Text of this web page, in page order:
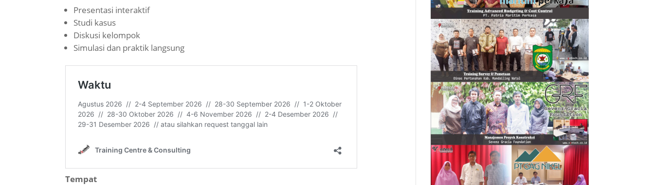
Presentasi interaktif
Studi kasus
Diskusi kelompok
Simulasi dan praktik langsung
Tempat